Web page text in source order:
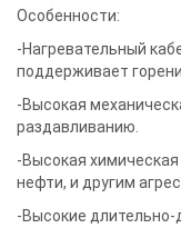
Особенности:
-Нагревательный
поддерживает
-Высокая
раздавливанию.
-Высокая
нефти, и другим
-Высокие